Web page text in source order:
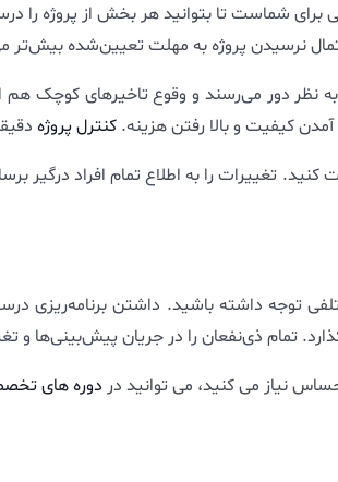
برای شماست تا بتوانید هر بخش از پروژه را
نرسیدن پروژه به مهلت تعیین‌شده بیش‌تر
به نظر دور می‌رسند و وقوع تاخیرهای
کیفیت و بالا رفتن هزینه. کنترل پروژه
تغییرات را به اطلاع تمام افراد درگیر
توجه داشته باشید. داشتن برنامه‌ریزی
تمام ذی‌نفعان را در جریان پیش‌بینی‌ها و
نیاز می کنید، می توانید در دوره های